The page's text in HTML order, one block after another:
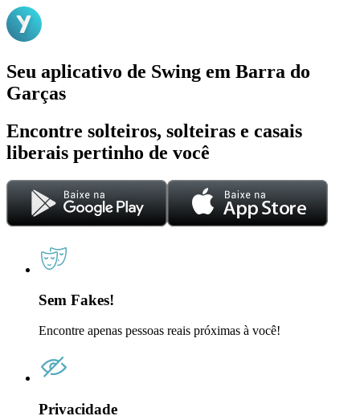
Seu aplicativo de Swing em Barra do
Garças
Encontre solteiros, solteiras e casais
liberais pertinho de você
Sem Fakes!
Encontre apenas pessoas reais próximas à você!
Privacidade